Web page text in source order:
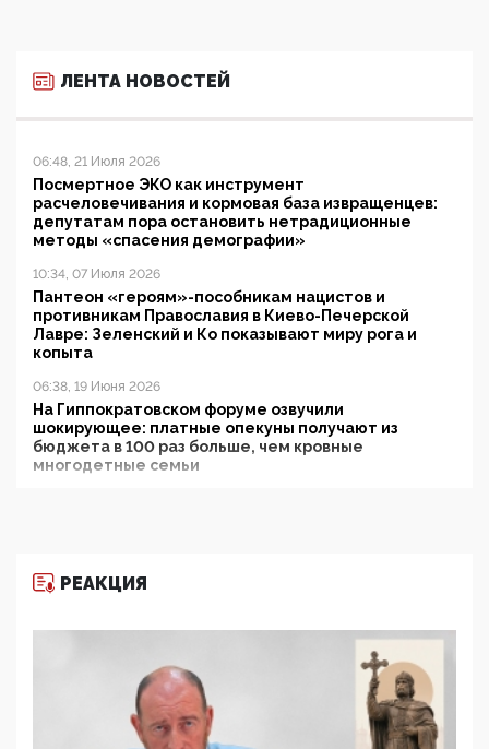
ЛЕНТА НОВОСТЕЙ
06:48, 21 Июля 2026
Посмертное ЭКО как инструмент
расчеловечивания и кормовая база извращенцев:
депутатам пора остановить нетрадиционные
методы «спасения демографии»
10:34, 07 Июля 2026
Пантеон «героям»-пособникам нацистов и
противникам Православия в Киево-Печерской
Лавре: Зеленский и Ко показывают миру рога и
копыта
06:38, 19 Июня 2026
На Гиппократовском форуме озвучили
шокирующее: платные опекуны получают из
бюджета в 100 раз больше, чем кровные
многодетные семьи
11:53, 09 Июня 2026
деятельность ИИТО ЮНЕСКО в России, но
цифроглобалисты продолжают определять
повестку в образовании
09:43, 01 Июня 2026
5G за счет здоровья граждан: Минцифры намерено
РЕАКЦИЯ